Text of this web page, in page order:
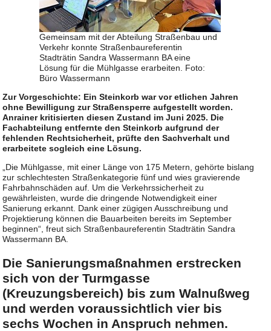
Gemeinsam mit der Abteilung Straßenbau und
Verkehr konnte Straßenbaureferentin
Stadträtin Sandra Wassermann BA eine
Lösung für die Mühlgasse erarbeiten. Foto:
Büro Wassermann
Zur Vorgeschichte: Ein Steinkorb war vor etlichen Jahren
ohne Bewilligung zur Straßensperre aufgestellt worden.
Anrainer kritisierten diesen Zustand im Juni 2025. Die
Fachabteilung entfernte den Steinkorb aufgrund der
fehlenden Rechtsicherheit, prüfte den Sachverhalt und
erarbeitete sogleich eine Lösung.
„Die Mühlgasse, mit einer Länge von 175 Metern, gehörte bislang
zur schlechtesten Straßenkategorie fünf und wies gravierende
Fahrbahnschäden auf. Um die Verkehrssicherheit zu
gewährleisten, wurde die dringende Notwendigkeit einer
Sanierung erkannt. Dank einer zügigen Ausschreibung und
Projektierung können die Bauarbeiten bereits im September
beginnen“, freut sich Straßenbaureferentin Stadträtin Sandra
Wassermann BA.
Die Sanierungsmaßnahmen erstrecken
sich von der Turmgasse
(Kreuzungsbereich) bis zum Walnußweg
und werden voraussichtlich vier bis
sechs Wochen in Anspruch nehmen.